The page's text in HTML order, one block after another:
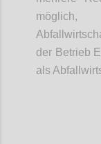
der Betrieb
als